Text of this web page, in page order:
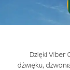
Dzięki Viber
dźwięku,